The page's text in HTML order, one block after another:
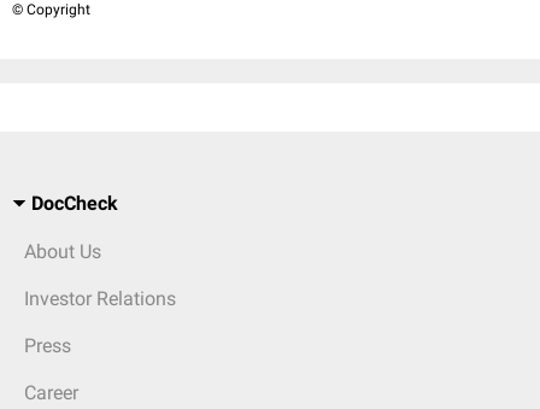
© Copyright
DocCheck
About Us
Investor Relations
Press
Career